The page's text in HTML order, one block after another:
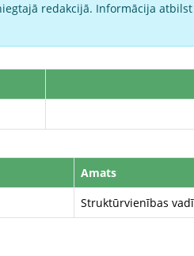
redakcijā. Informācija
Amats
Struktūrvienības